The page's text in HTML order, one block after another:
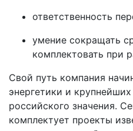
ответственность
умение сокращать
комплектовать при
Свой путь компания
энергетики и
российского значения.
комплектует проекты